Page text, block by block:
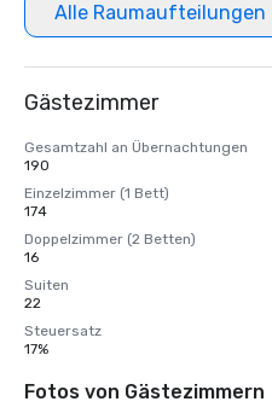
Alle Raumaufteilungen
Gästezimmer
Gesamtzahl an Übernachtungen
190
Einzelzimmer (1 Bett)
174
Doppelzimmer (2 Betten)
16
Suiten
22
Steuersatz
17%
Fotos von Gästezimmern